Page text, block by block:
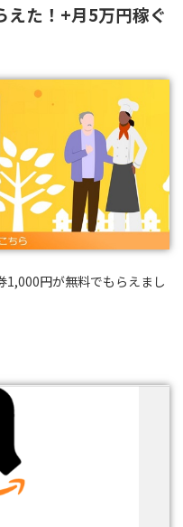
えた！+月5万円稼ぐ
円が無料でもらえまし